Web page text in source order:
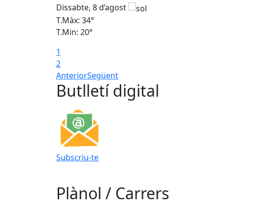
Dissabte, 8 d’agost
T.Màx: 34°
T.Min: 20°
1
2
AnteriorSegüent
Butlletí digital
Subscriu-te
Plànol / Carrers